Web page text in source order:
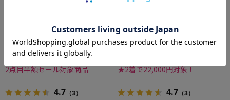
o/スリムデザイン】ウール混2つボタンノータ
価格： 72,490円
70%off
WEB価格： 21,890円 (税込)
2点目半額セール対象商品
4.7 （3）
ツ2つボタン上下ウォッシャブルブラックスト
ライプ3シーズン対応
価格： 23,100円 (税込)
40%off
★2着で22,000円対象！
4.7 （3）